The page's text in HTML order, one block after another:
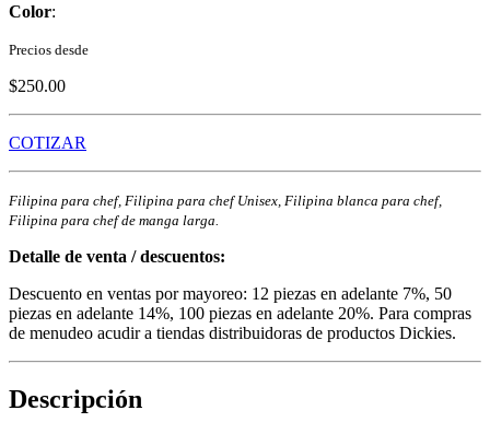
Color:
Precios desde
$250.00
COTIZAR
Filipina para chef, Filipina para chef Unisex, Filipina blanca para chef,
Filipina para chef de manga larga.
Detalle de venta / descuentos:
Descuento en ventas por mayoreo: 12 piezas en adelante 7%, 50
piezas en adelante 14%, 100 piezas en adelante 20%. Para compras
de menudeo acudir a tiendas distribuidoras de productos Dickies.
Descripción